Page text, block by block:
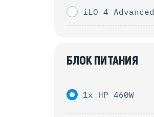
iLO 4 Advanced
БЛОК ПИТАНИЯ
1x HP 460W